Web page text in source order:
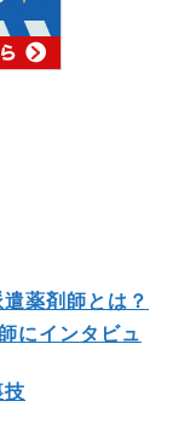
薬剤師とは？
にインタビュ
技